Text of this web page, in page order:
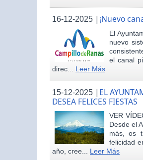
16-12-2025 | ¡Nuevo
El
nuevo
el canal
direc... Leer Más
15-12-2025 | EL
DESEA FELICES FIESTAS
VER
Desde el
más, os
felicidad
año, cree... Leer Más